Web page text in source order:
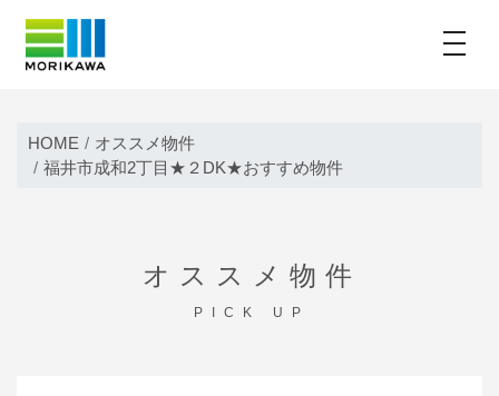
contentHOME
オススメ物件
福井市成和2丁目★２DK★おすすめ物件
オススメ物件
PICK UP